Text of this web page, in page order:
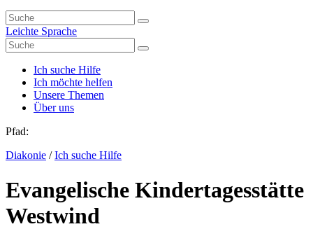
Leichte Sprache
Ich suche Hilfe
Ich möchte helfen
Unsere Themen
Über uns
Pfad:
Diakonie /Ich suche Hilfe
Evangelische Kindertagesstätte
Westwind